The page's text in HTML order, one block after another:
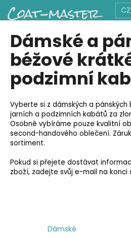
Přejít
na
obsah
Dámské a
béžové
podzimní
Vyberte si z dámských a pánských
jarních a podzimních kabátů za
Osobně vybíráme pouze kvalitní
second-handového oblečení.
sortiment.
Pokud si přejete dostávat
zboží, zadejte svůj e-mail na konci
Dámské
o
C
o
p
o
t
ř
e
b
u
j